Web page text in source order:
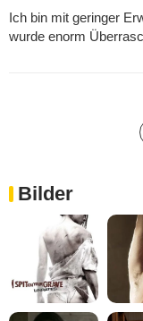
Ich bin mit geringer
wurde enorm
Bilder